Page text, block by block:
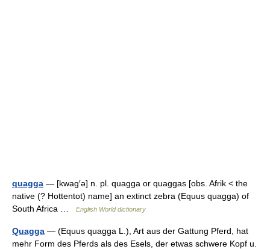
quagga — [kwag′ə] n. pl. quagga or quaggas [obs. Afrik < the
native (? Hottentot) name] an extinct zebra (Equus quagga) of
South Africa …
English World dictionary
Quagga — (Equus quagga L.), Art aus der Gattung Pferd, hat
mehr Form des Pferds als des Esels, der etwas schwere Kopf u.